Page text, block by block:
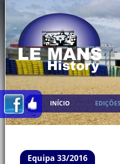
INÍCIO EDIÇÕES
Equipa 33/2016